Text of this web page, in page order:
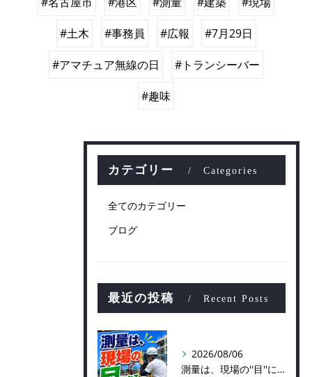
#土木 #事務員 #広報 #7月29日
#アマチュア無線の日 #トランシーバー
#趣味
カテゴリー Categories
全てのカテゴリー
ブログ
最近の投稿 Recent Posts
2026/08/06
測量は、現場の''目''になる仕事！？